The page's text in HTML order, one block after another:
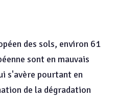
des sols, environ 61
sont en mauvais
s'avère pourtant en
de la dégradation